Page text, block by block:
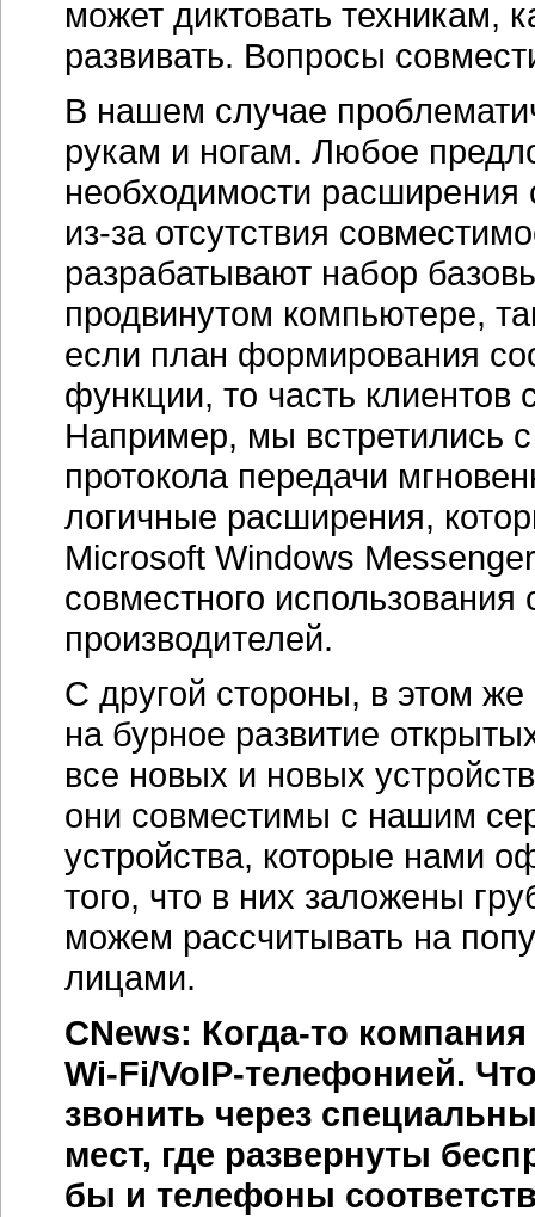
может диктовать техникам,
развивать. Вопросы
В нашем случае
рукам и ногам. Любое
необходимости расширения
из-заотсутствия
разрабатывают набор
продвинутом компьютере,
если план формирования
функции, то часть клиентов
Например, мы встретились
протокола передачи
логичные расширения,
Microsоft Windows
совместного
производителей.
С другой стороны, в этом
на бурное развитие
все новых и новых
они совместимы с нашим
устройства, которые нами
того, что в них заложены
можем рассчитывать на
лицами.
CNews: Когда-то компания
Wi-Fi/VoIP-телефонией.
звонить через
мест, где развернуты
бы и телефоны